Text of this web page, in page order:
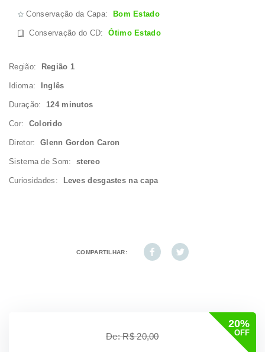
Conservação da Capa: Bom Estado
Conservação do CD:Ótimo Estado
Região: Região 1
Idioma: Inglês
Duração: 124 minutos
Cor: Colorido
Diretor: Glenn Gordon Caron
Sistema de Som:stereo
Curiosidades: Leves desgastes na capa
COMPARTILHAR:
20%
OFF
De: R$ 20,00